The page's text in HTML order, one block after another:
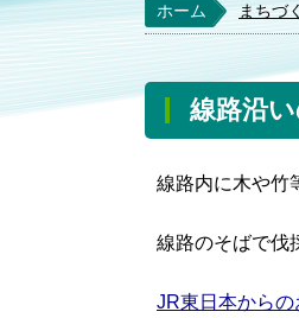
ホーム まちづ
線路沿
線路内に木や竹
線路のそばで伐
JR東日本から